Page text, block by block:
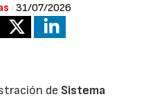
31/07/2026
de Sistema